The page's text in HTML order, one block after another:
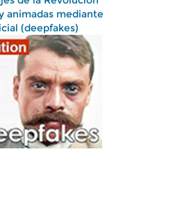
animadas mediante
(deepfakes)